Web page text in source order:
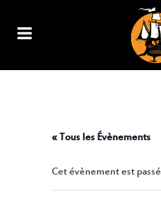
« Tous les Évènements
Cet évènement est passé